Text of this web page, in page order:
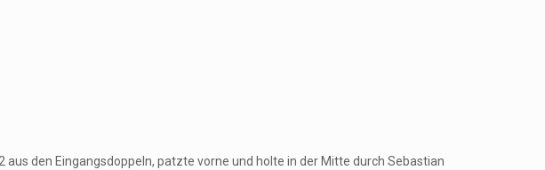
den Eingangsdoppeln, patzte vorne und holte in der Mitte durch Sebastian